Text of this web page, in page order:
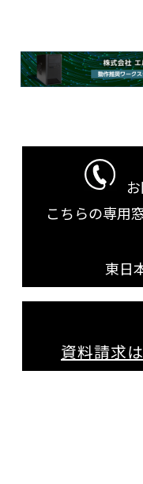
こちらの専用
東日
資料請求